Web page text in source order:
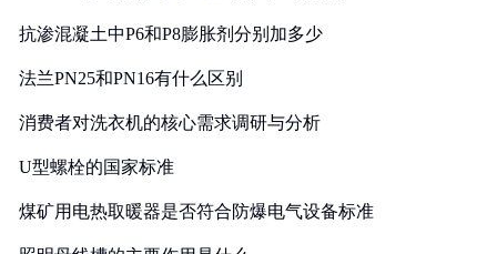
抗渗混凝土中P6和P8膨胀剂分别加多少
法兰PN25和PN16有什么区别
消费者对洗衣机的核心需求调研与分析
U型螺栓的国家标准
煤矿用电热取暖器是否符合防爆电气设备标准